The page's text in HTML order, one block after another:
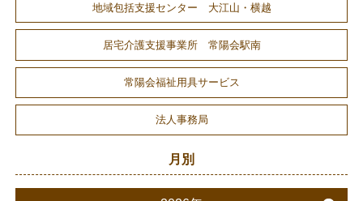
地域包括支援センター 大江山・横越
居宅介護支援事業所 常陽会駅南
常陽会福祉用具サービス
法人事務局
月別